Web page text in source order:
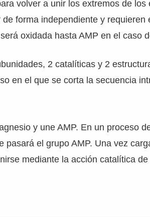
volver a unir los extremos de los
forma independiente y requieren
oxidada hasta AMP en el caso
2 catalíticas y 2
en el que se corta la secuencia
y une AMP. En un proceso
pasará el grupo AMP. Una vez
mediante la acción catalítica